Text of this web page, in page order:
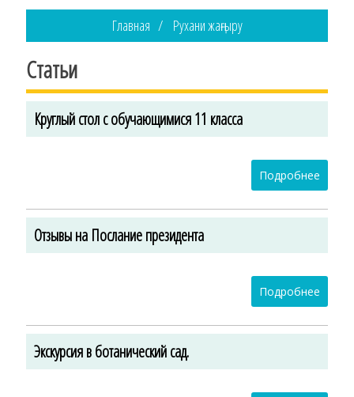
Главная Рухани жаңғыру
Статьи
Круглый стол с обучающимися 11 класса
Подробнее
Отзывы на Послание президента
Подробнее
Экскурсия в ботанический сад.